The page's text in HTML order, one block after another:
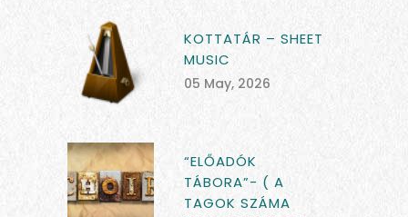
KOTTATÁR – SHEET
MUSIC
05 May, 2026
“ELŐADÓK
TÁBORA”- ( A
TAGOK SZÁMA